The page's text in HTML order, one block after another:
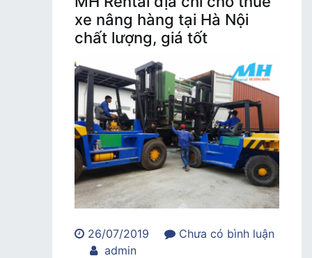
xe nâng hàng tại Hà Nội
chất lượng, giá tốt
26/07/2019
Chưa có bình luận
trong admin